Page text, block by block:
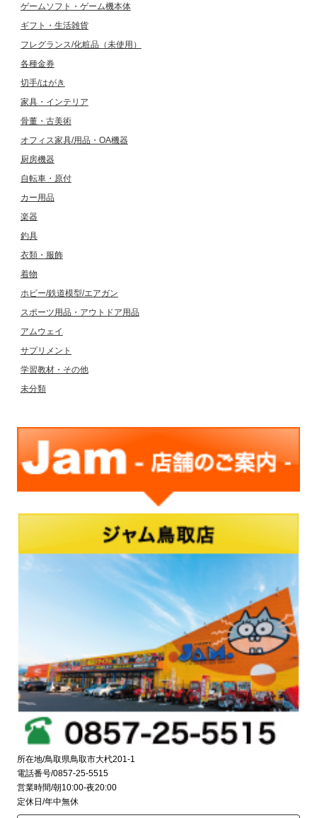
ゲームソフト・ゲーム機本体
ギフト・生活雑貨
フレグランス/化粧品（未使用）
各種金券
切手/はがき
家具・インテリア
骨董・古美術
オフィス家具/用品・OA機器
厨房機器
自転車・原付
カー用品
楽器
釣具
衣類・服飾
着物
ホビー/鉄道模型/エアガン
スポーツ用品・アウトドア用品
アムウェイ
サプリメント
学習教材・その他
未分類
所在地/鳥取県鳥取市大杙201-1
電話番号/0857-25-5515
営業時間/朝10:00-夜20:00
定休日/年中無休